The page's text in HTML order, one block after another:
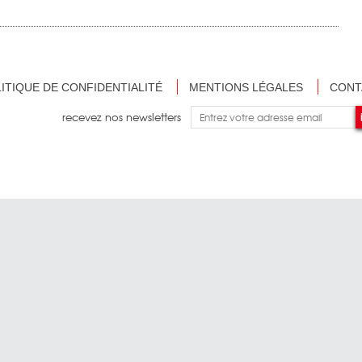
DE CONFIDENTIALITÉ MENTIONS LÉGALES
recevez nos newsletters